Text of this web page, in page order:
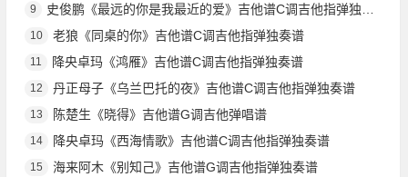
9 史俊鹏《最远的你是我最近的爱》吉他谱C调吉他指弹独奏谱
10 老狼《同桌的你》吉他谱C调吉他指弹独奏谱
11 降央卓玛《鸿雁》吉他谱C调吉他指弹独奏谱
12 丹正母子《乌兰巴托的夜》吉他谱C调吉他指弹独奏谱
13 陈楚生《晓得》吉他谱G调吉他弹唱谱
14 降央卓玛《西海情歌》吉他谱C调吉他指弹独奏谱
15 海来阿木《别知己》吉他谱G调吉他指弹独奏谱